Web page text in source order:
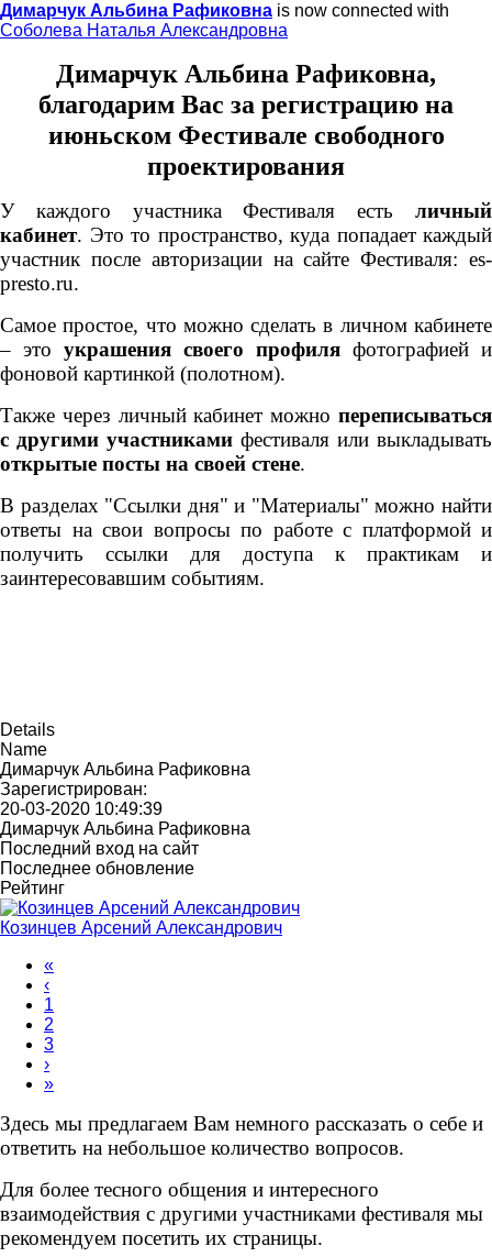
Димарчук Альбина Рафиковна is now connected with
Соболева Наталья Александровна
Димарчук Альбина Рафиковна,
благодарим Вас за регистрацию на
июньском Фестивале свободного
проектирования
У каждого участника Фестиваля есть личный
кабинет. Это то пространство, куда попадает каждый
участник после авторизации на сайте Фестиваля: es-
presto.ru.
Самое простое, что можно сделать в личном кабинете
– это украшения своего профиля фотографией и
фоновой картинкой (полотном).
Также через личный кабинет можно переписываться
с другими участниками фестиваля или выкладывать
открытые посты на своей стене.
В разделах "Ссылки дня" и "Материалы" можно найти
ответы на свои вопросы по работе с платформой и
получить ссылки для доступа к практикам и
заинтересовавшим событиям.
Details
Name
Димарчук Альбина Рафиковна
Зарегистрирован:
20-03-2020 10:49:39
Димарчук Альбина Рафиковна
Последний вход на сайт
Последнее обновление
Рейтинг
Козинцев Арсений Александрович
«
‹
1
2
3
›
»
Здесь мы предлагаем Вам немного рассказать о себе и
ответить на небольшое количество вопросов.
Для более тесного общения и интересного
взаимодействия с другими участниками фестиваля мы
рекомендуем посетить их страницы.